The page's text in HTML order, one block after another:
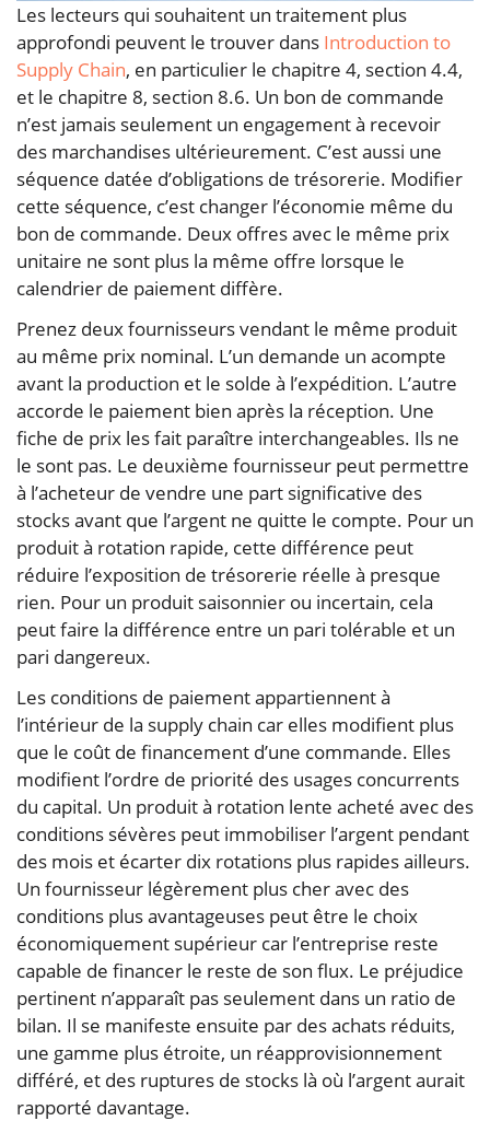
Les lecteurs qui souhaitent un traitement plus
approfondi peuvent le trouver dans Introduction to
Supply Chain, en particulier le chapitre 4, section 4.4,
et le chapitre 8, section 8.6. Un bon de commande
n’est jamais seulement un engagement à recevoir
des marchandises ultérieurement. C’est aussi une
séquence datée d’obligations de trésorerie. Modifier
cette séquence, c’est changer l’économie même du
bon de commande. Deux offres avec le même prix
unitaire ne sont plus la même offre lorsque le
calendrier de paiement diffère.
Prenez deux fournisseurs vendant le même produit
au même prix nominal. L’un demande un acompte
avant la production et le solde à l’expédition. L’autre
accorde le paiement bien après la réception. Une
fiche de prix les fait paraître interchangeables. Ils ne
le sont pas. Le deuxième fournisseur peut permettre
à l’acheteur de vendre une part significative des
stocks avant que l’argent ne quitte le compte. Pour un
produit à rotation rapide, cette différence peut
réduire l’exposition de trésorerie réelle à presque
rien. Pour un produit saisonnier ou incertain, cela
peut faire la différence entre un pari tolérable et un
pari dangereux.
Les conditions de paiement appartiennent à
l’intérieur de la supply chain car elles modifient plus
que le coût de financement d’une commande. Elles
modifient l’ordre de priorité des usages concurrents
du capital. Un produit à rotation lente acheté avec des
conditions sévères peut immobiliser l’argent pendant
des mois et écarter dix rotations plus rapides ailleurs.
Un fournisseur légèrement plus cher avec des
conditions plus avantageuses peut être le choix
économiquement supérieur car l’entreprise reste
capable de financer le reste de son flux. Le préjudice
pertinent n’apparaît pas seulement dans un ratio de
bilan. Il se manifeste ensuite par des achats réduits,
une gamme plus étroite, un réapprovisionnement
différé, et des ruptures de stocks là où l’argent aurait
rapporté davantage.